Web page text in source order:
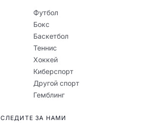
Футбол
Бокс
Баскетбол
Теннис
Хоккей
Киберспорт
Другой спорт
Гемблинг
СЛЕДИТЕ ЗА НАМИ